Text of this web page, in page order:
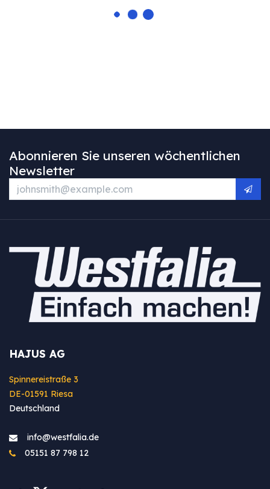
Abonnieren Sie unseren wöchentlichen
Newsletter
HAJUS AG
Spinnereistraße 3
DE-01591 Riesa
Deutschland
info@westfa​lia.de
05151 87 798 12